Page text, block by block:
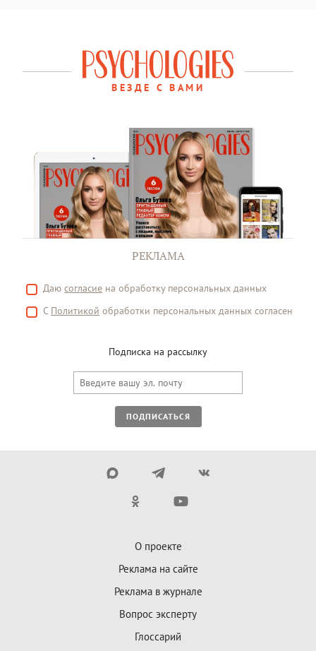
ВЕЗДЕ С ВАМИ
РЕКЛАМА
Даю согласие на обработку персональных данных
С Политикой обработки персональных данных согласен
Подписка на рассылку
ПОДПИСАТЬСЯ
О проекте
Реклама на сайте
Реклама в журнале
Вопрос эксперту
Глоссарий